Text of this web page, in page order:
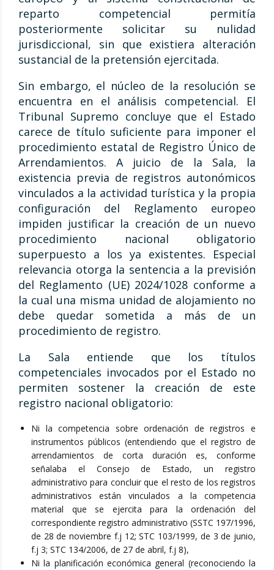
reparto competencial permitía
posteriormente solicitar su nulidad
jurisdiccional, sin que existiera alteración
sustancial de la pretensión ejercitada.
Sin embargo, el núcleo de la resolución se
encuentra en el análisis competencial. El
Tribunal Supremo concluye que el Estado
carece de título suficiente para imponer el
procedimiento estatal de Registro Único de
Arrendamientos. A juicio de la Sala, la
existencia previa de registros autonómicos
vinculados a la actividad turística y la propia
configuración del Reglamento europeo
impiden justificar la creación de un nuevo
procedimiento nacional obligatorio
superpuesto a los ya existentes. Especial
relevancia otorga la sentencia a la previsión
del Reglamento (UE) 2024/1028 conforme a
la cual una misma unidad de alojamiento no
debe quedar sometida a más de un
procedimiento de registro.
La Sala entiende que los títulos
competenciales invocados por el Estado no
permiten sostener la creación de este
registro nacional obligatorio:
Ni la competencia sobre ordenación de registros e
instrumentos públicos (entendiendo que el registro de
arrendamientos de corta duración es, conforme
señalaba el Consejo de Estado, un registro
administrativo para concluir que el resto de los registros
administrativos están vinculados a la competencia
material que se ejercita para la ordenación del
correspondiente registro administrativo (SSTC 197/1996,
de 28 de noviembre f.j 12; STC 103/1999, de 3 de junio,
f.j 3; STC 134/2006, de 27 de abril, f.j 8),
Ni la planificación económica general (reconociendo la